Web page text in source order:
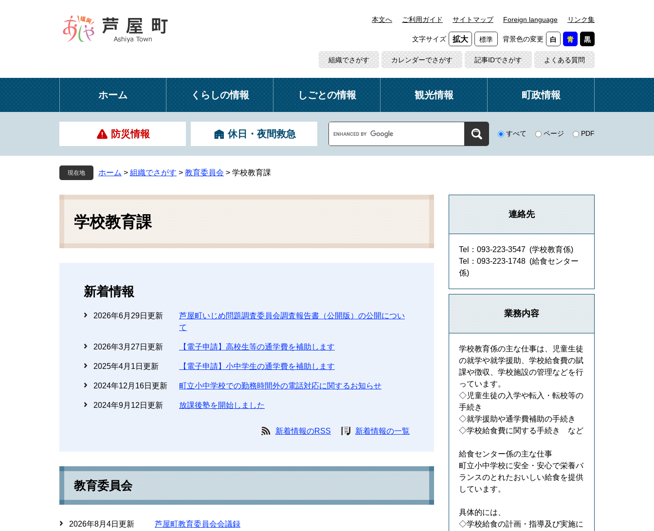
本
本文へ ご利用ガイド サイトマップ Foreign language リンク集
文字サイズ 拡大 標準 背景色の変更 白 青 黒
組織でさがす カレンダーでさがす 記事IDでさがす よくある質問
ホーム くらしの情報 しごとの情報 観光情報 町政情報
防災情報 休日・夜間救急
o
g
ス
すべて ページ PDF
現在地 ホーム > 組織でさがす > 教育委員会 > 学校教育課
本
学校教育課
新着情報
2026年6月29日更新
芦屋町いじめ問題調査委員会調査報告書（公開版）の公開につい
て
2026年3月27日更新 【電子申請】高校生等の通学費を補助します
2025年4月1日更新 【電子申請】小中学生の通学費を補助します
2024年12月16日更新 町立小中学校での勤務時間外の電話対応に関するお知らせ
2024年9月12日更新 放課後塾を開始しました
新着情報のRSS 新着情報の一覧
教育委員会
2026年8月4日更新 芦屋町教育委員会会議録
連絡先
Tel：093-223-3547
学校教育係
Tel：093-223-1748
給食センター
係
業務内容
学校教育係の主な仕事は、児童生徒
の就学や就学援助、学校給食費の賦
課や徴収、学校施設の管理などを行
っています。
◇児童生徒の入学や転入・転校等の
手続き
◇就学援助や通学費補助の手続き
◇学校給食費に関する手続き など
給食センター係の主な仕事
町立小中学校に安全・安心で栄養バ
ランスのとれたおいしい給食を提供
しています。
具体的には、
◇学校給食の計画・指導及び実施に